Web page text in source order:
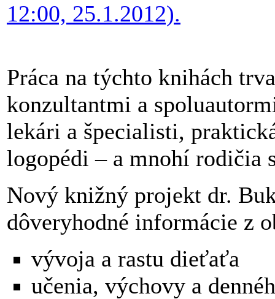
12:00, 25.1.2012).
Práca na týchto knihách
konzultantmi a
lekári a špecialisti,
logopédi – a mnohí
Nový knižný projekt dr.
dôveryhodné informácie z
vývoja a rastu dieťaťa
učenia, výchovy a